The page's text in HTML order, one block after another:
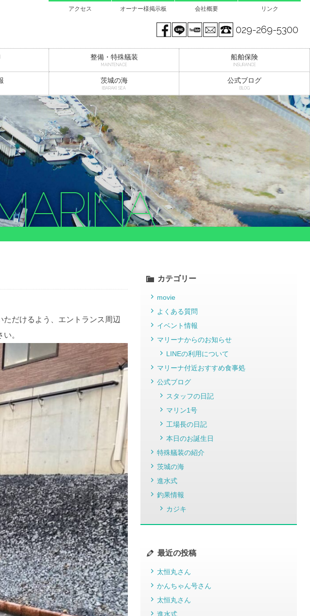
アクセス オーナー様掲示板 会社概要 リンク
029-269-5300
mail
You tube
LINE@
Facebook page
整備・特殊艤装
MAINTENACE
船舶保険
INSURANCE
茨城の海
IBARAKI SEA
公式ブログ
BLOG
だけるよう、エントランス周辺
。
カテゴリー
movie
よくある質問
イベント情報
マリーナからのお知らせ
LINEの利用について
マリーナ付近おすすめ食事処
公式ブログ
スタッフの日記
マリン1号
工場長の日記
本日のお誕生日
特殊艤装の紹介
茨城の海
進水式
釣果情報
カジキ
最近の投稿
太恒丸さん
かんちゃん号さん
太恒丸さん
進水式